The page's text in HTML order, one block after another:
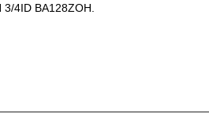
3/4ID BA128ZOH.